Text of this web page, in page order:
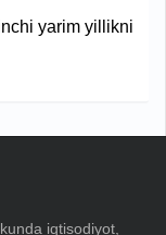
yarim yillikni
iqtisodiyot,